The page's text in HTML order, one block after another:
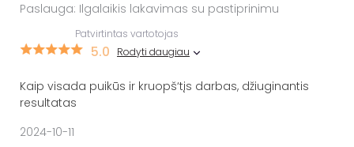
Paslauga: Ilgalaikis lakavimas su pastiprinimu
Patvirtintas vartotojas
5.0 Rodyti daugiau
Kaip visada puikūs ir kruopš‘tįs darbas, džiuginantis
resultatas
2024-10-11